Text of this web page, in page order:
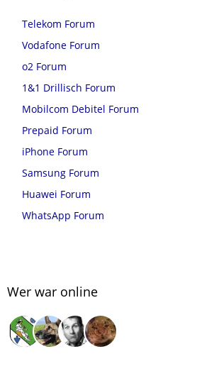
Telekom Forum
Vodafone Forum
o2 Forum
1&1 Drillisch Forum
Mobilcom Debitel Forum
Prepaid Forum
iPhone Forum
Samsung Forum
Huawei Forum
WhatsApp Forum
Wer war online